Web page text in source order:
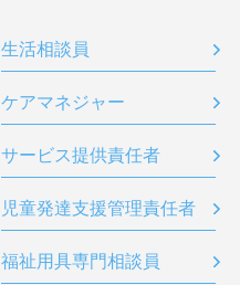
生活相談員
ケアマネジャー
サービス提供責任者
児童発達支援管理責任者
福祉用具専門相談員